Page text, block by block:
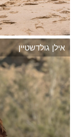
המשך
אילן גולדשטיין